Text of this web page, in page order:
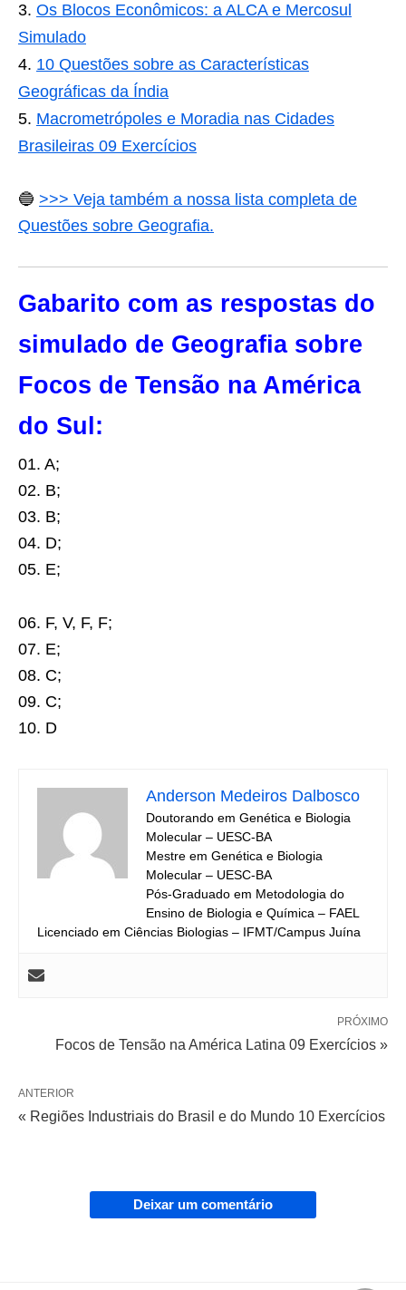
Os Blocos Econômicos: a ALCA e Mercosul
Simulado
10 Questões sobre as Características
Geográficas da Índia
Macrometrópoles e Moradia nas Cidades
Brasileiras 09 Exercícios
🔵 >>> Veja também a nossa lista completa de
Questões sobre Geografia.
Gabarito com as respostas do
simulado de Geografia sobre
Focos de Tensão na América
do Sul:
01. A;
02. B;
03. B;
04. D;
05. E;
06. F, V, F, F;
07. E;
08. C;
09. C;
10. D
Anderson Medeiros Dalbosco
Doutorando em Genética e Biologia
Molecular – UESC-BA
Mestre em Genética e Biologia
Molecular – UESC-BA
Pós-Graduado em Metodologia do
Ensino de Biologia e Química – FAEL
Licenciado em Ciências Biologias – IFMT/Campus Juína
PRÓXIMO
Focos de Tensão na América Latina 09 Exercícios »
ANTERIOR
« Regiões Industriais do Brasil e do Mundo 10 Exercícios
Deixar um comentário